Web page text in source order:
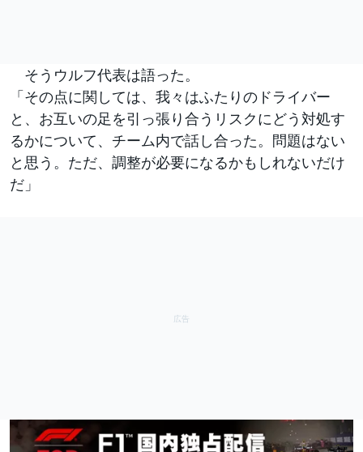
そうウルフ代表は語った。
「その点に関しては、我々はふたりのドライバー
と、お互いの足を引っ張り合うリスクにどう対処す
るかについて、チーム内で話し合った。問題はない
と思う。ただ、調整が必要になるかもしれないだけ
だ」